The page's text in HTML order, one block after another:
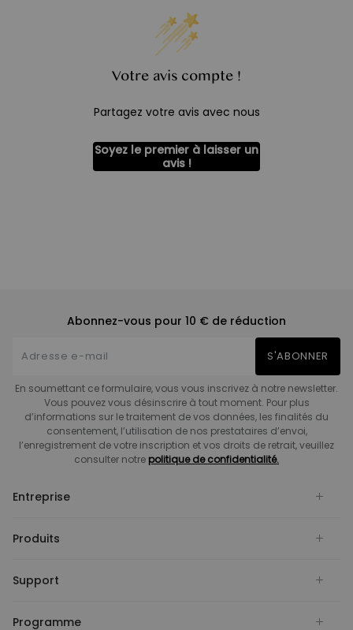
Votre avis compte !
Partagez votre avis avec nous
Soyez le premier à laisser un
avis !
Abonnez-vous pour 10 € de réduction
S'ABONNER
En soumettant ce formulaire, vous vous inscrivez à notre newsletter.
Vous pouvez vous désinscrire à tout moment. Pour plus
d’informations sur le traitement de vos données, les finalités du
consentement, l’utilisation de nos prestataires d’envoi,
l’enregistrement de votre inscription et vos droits de retrait, veuillez
consulter notre politique de confidentialité.
Entreprise
Produits
Support
Programme